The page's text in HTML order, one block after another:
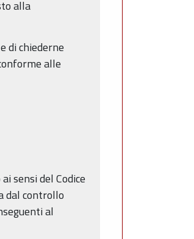
alla
di chiederne
alle
sensi del Codice
dal controllo
al